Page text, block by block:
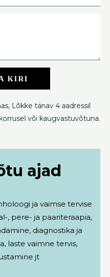
KIRI
Lõkke tänav 4 aadressil
või kaugvastuvõtuna.
ajad
ja vaimse tervise
, pere- ja paariteraapia,
diagnostika ja
laste vaimne tervis,
jt